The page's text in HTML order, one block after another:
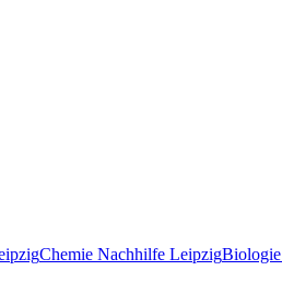
Chemie Nachhilfe LeipzigBiologie